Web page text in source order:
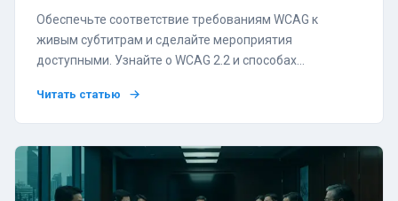
Обеспечьте соответствие требованиям WCAG к
живым субтитрам и сделайте мероприятия
доступными. Узнайте о WCAG 2.2 и способах
Читать статью